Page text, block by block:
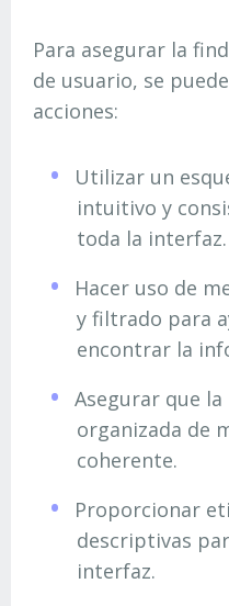
Para asegurar la
de usuario, se
acciones:
Utilizar un
intuitivo y
toda la interfaz.
Hacer uso de
y filtrado para
encontrar la
Asegurar que
organizada de
coherente.
Proporcionar
descriptivas
interfaz.